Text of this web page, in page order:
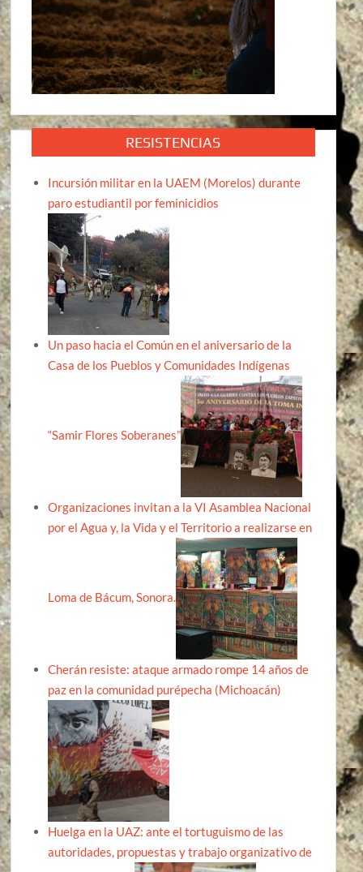
RESISTENCIAS
Incursión militar en la UAEM (Morelos) durante
paro estudiantil por feminicidios
Un paso hacia el Común en el aniversario de la
Casa de los Pueblos y Comunidades Indígenas
“Samir Flores Soberanes”
Organizaciones invitan a la VI Asamblea Nacional
por el Agua y, la Vida y el Territorio a realizarse en
Loma de Bácum, Sonora.
Cherán resiste: ataque armado rompe 14 años de
paz en la comunidad purépecha (Michoacán)
Huelga en la UAZ: ante el tortuguismo de las
autoridades, propuestas y trabajo organizativo de